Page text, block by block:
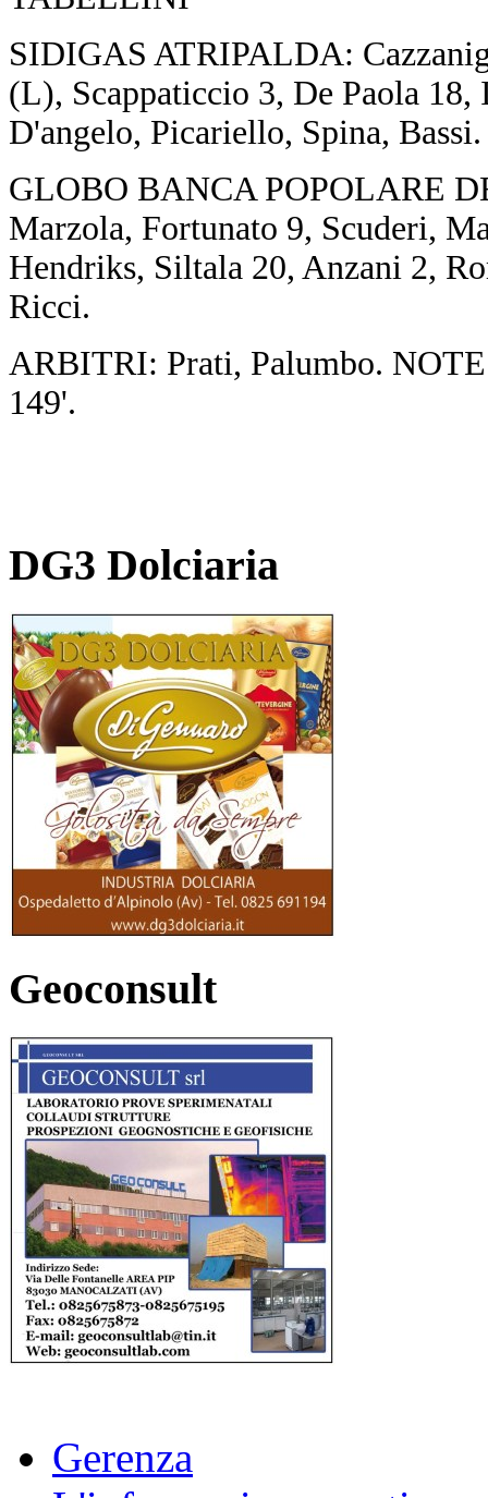
SIDIGAS ATRIPALDA:
(L), Scappaticcio 3, De Paola
D'angelo, Picariello, Spina,
GLOBO BANCA POPOLARE
Marzola, Fortunato 9, Scuderi,
Hendriks, Siltala 20, Anzani 2,
Ricci.
ARBITRI: Prati, Palumbo.
149'.
DG3 Dolciaria
Geoconsult
Gerenza